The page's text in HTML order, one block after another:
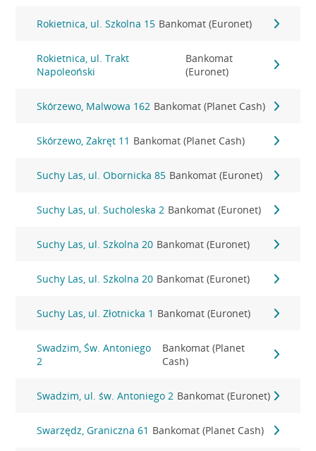
Rokietnica, ul. Szkolna 15 Bankomat (Euronet)
Rokietnica, ul. Trakt
Napoleoński
Bankomat
(Euronet)
Skórzewo, Malwowa 162 Bankomat (Planet Cash)
Skórzewo, Zakręt 11 Bankomat (Planet Cash)
Suchy Las, ul. Obornicka 85 Bankomat (Euronet)
Suchy Las, ul. Sucholeska 2 Bankomat (Euronet)
Suchy Las, ul. Szkolna 20 Bankomat (Euronet)
Suchy Las, ul. Szkolna 20 Bankomat (Euronet)
Suchy Las, ul. Złotnicka 1 Bankomat (Euronet)
Swadzim, Św. Antoniego
2
Bankomat (Planet
Cash)
Swadzim, ul. św. Antoniego 2 Bankomat (Euronet)
Swarzędz, Graniczna 61 Bankomat (Planet Cash)